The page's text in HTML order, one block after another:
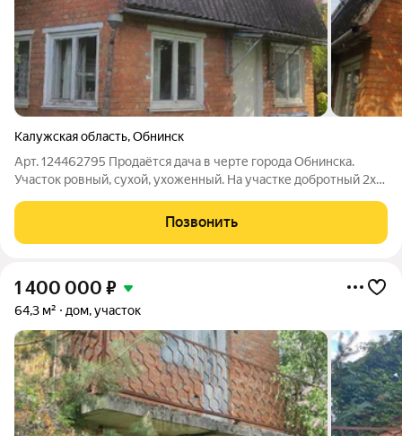
Калужская область,Обнинск
Арт. 124462795 Продаётся дача в черте города Обнинска.
Участок ровный, сухой, ухоженный. На участке добротный 2х
Есть теплица, колодец, подсобные помещения. Один
собственник. Документы проверены.
Позвонить
1 400 000 ₽
64,3 м² дом, участок